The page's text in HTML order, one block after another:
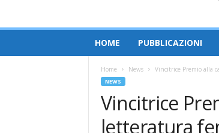
HOME PUBBLICAZIONI
Home News Vincitrice Premio alla
NEWS
Vincitrice
letteratura